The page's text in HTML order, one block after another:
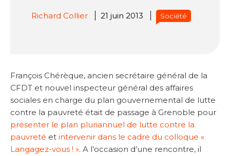
Richard Collier 21 juin 2013 Société
François Chérèque, ancien secrétaire général de la
CFDT et nouvel inspecteur général des affaires
sociales en charge du plan gouvernemental de lutte
contre la pauvreté était de passage à Grenoble pour
présenter le plan pluriannuel de lutte contre la
pauvreté et intervenir dans le cadre du colloque «
Langagez-vous ! ». A l’occasion d’une rencontre, il